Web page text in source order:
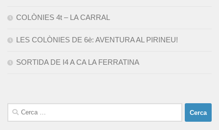
COLÒNIES 4t – LA CARRAL
LES COLÒNIES DE 6è: AVENTURA AL PIRINEU!
SORTIDA DE I4 A CA LA FERRATINA
Cerca: